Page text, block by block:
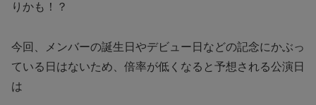
りかも！？
今回、メンバーの誕生日やデビュー日などの記念にかぶっ
ている日はないため、倍率が低くなると予想される公演日
は